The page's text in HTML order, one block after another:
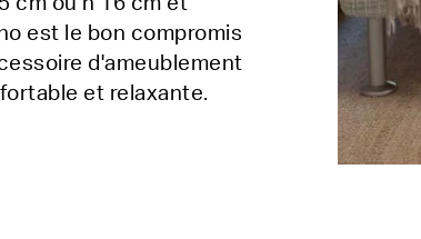
est le bon compromis
d'ameublement
et relaxante.